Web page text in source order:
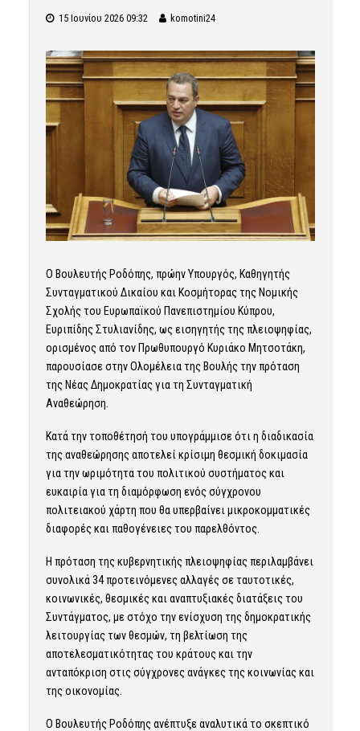
15 Ιουνίου 2026 09:32 komotini24
Ο Βουλευτής Ροδόπης, πρώην Υπουργός, Καθηγητής
Συνταγματικού Δικαίου και Κοσμήτορας της Νομικής
Σχολής του Ευρωπαϊκού Πανεπιστημίου Κύπρου,
Ευριπίδης Στυλιανίδης, ως εισηγητής της πλειοψηφίας,
ορισμένος από τον Πρωθυπουργό Κυριάκο Μητσοτάκη,
παρουσίασε στην Ολομέλεια της Βουλής την πρόταση
της Νέας Δημοκρατίας για τη Συνταγματική
Αναθεώρηση.
Κατά την τοποθέτησή του υπογράμμισε ότι η διαδικασία
της αναθεώρησης αποτελεί κρίσιμη θεσμική δοκιμασία
για την ωριμότητα του πολιτικού συστήματος και
ευκαιρία για τη διαμόρφωση ενός σύγχρονου
πολιτειακού χάρτη που θα υπερβαίνει μικροκομματικές
διαφορές και παθογένειες του παρελθόντος.
Η πρόταση της κυβερνητικής πλειοψηφίας περιλαμβάνει
συνολικά 34 προτεινόμενες αλλαγές σε ταυτοτικές,
κοινωνικές, θεσμικές και αναπτυξιακές διατάξεις του
Συντάγματος, με στόχο την ενίσχυση της δημοκρατικής
λειτουργίας των θεσμών, τη βελτίωση της
αποτελεσματικότητας του κράτους και την
ανταπόκριση στις σύγχρονες ανάγκες της κοινωνίας και
της οικονομίας.
Ο Βουλευτής Ροδόπης ανέπτυξε αναλυτικά το σκεπτικό